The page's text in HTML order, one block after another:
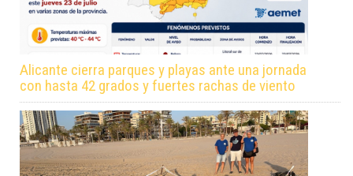
Alicante cierra parques y playas ante una jornada
con hasta 42 grados y fuertes rachas de viento